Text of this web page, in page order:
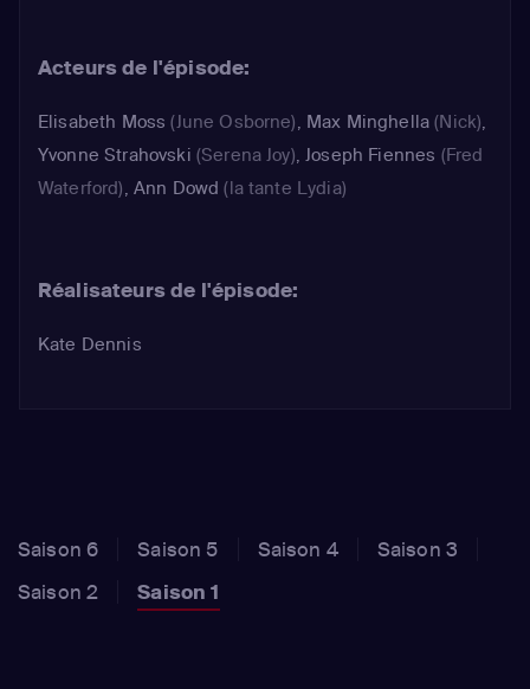
emmener le soir-même. Mais, une
fois sur place, rien ne se déroule
comme prévu...
Acteurs de l'épisode:
Elisabeth Moss (June Osborne), Max Minghella (Nick),
Yvonne Strahovski (Serena Joy),Joseph Fiennes (Fred
Waterford), Ann Dowd (la tante Lydia)
Réalisateurs de l'épisode:
Kate Dennis
Saison 6 Saison 5 Saison 4
Saison 3
Saison 2
Saison 1